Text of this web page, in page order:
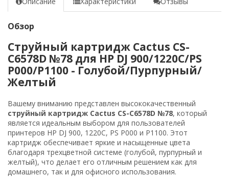
Обзор
Струйный картридж Cactus CS-
C6578D №78 для HP DJ 900/1220C/PS
P000/P1100 - Голубой/Пурпурный/
Желтый
Вашему вниманию представлен высококачественный
струйный картридж Cactus CS-C6578D №78, который
является идеальным выбором для пользователей
принтеров HP DJ 900, 1220C, PS P000 и P1100. Этот
картридж обеспечивает яркие и насыщенные цвета
благодаря трехцветной системе (голубой, пурпурный и
желтый), что делает его отличным решением как для
домашнего, так и для офисного использования.